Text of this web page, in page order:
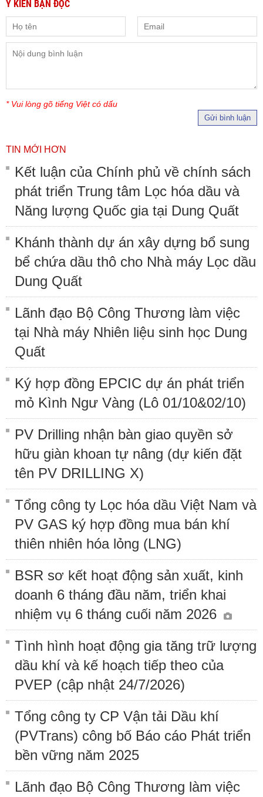
Ý KIẾN BẠN ĐỌC
* Vui lòng gõ tiếng Việt có dấu
Gửi bình luận
TIN MỚI HƠN
Kết luận của Chính phủ về chính sách
phát triển Trung tâm Lọc hóa dầu và
Năng lượng Quốc gia tại Dung Quất
Khánh thành dự án xây dựng bổ sung
bể chứa dầu thô cho Nhà máy Lọc dầu
Dung Quất
Lãnh đạo Bộ Công Thương làm việc
tại Nhà máy Nhiên liệu sinh học Dung
Quất
Ký hợp đồng EPCIC dự án phát triển
mỏ Kình Ngư Vàng (Lô 01/10&02/10)
PV Drilling nhận bàn giao quyền sở
hữu giàn khoan tự nâng (dự kiến đặt
tên PV DRILLING X)
Tổng công ty Lọc hóa dầu Việt Nam và
PV GAS ký hợp đồng mua bán khí
thiên nhiên hóa lỏng (LNG)
BSR sơ kết hoạt động sản xuất, kinh
doanh 6 tháng đầu năm, triển khai
nhiệm vụ 6 tháng cuối năm 2026
Tình hình hoạt động gia tăng trữ lượng
dầu khí và kế hoạch tiếp theo của
PVEP (cập nhật 24/7/2026)
Tổng công ty CP Vận tải Dầu khí
(PVTrans) công bố Báo cáo Phát triển
bền vững năm 2025
Lãnh đạo Bộ Công Thương làm việc